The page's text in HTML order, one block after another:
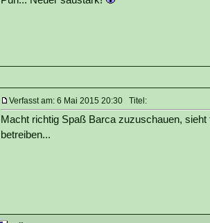
Verfasst am: 6 Mai 2015 20:30 Titel:
Macht richtig Spaß Barca zuzuschauen,
betreiben...